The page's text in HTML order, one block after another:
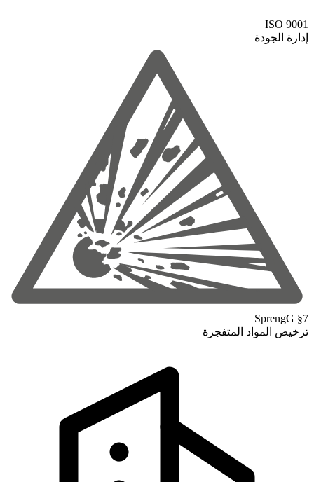
ISO 9001
إدارة الجودة
SprengG §7
ترخيص المواد المتفجرة